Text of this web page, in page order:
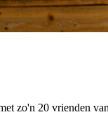
zo'n 20 vrienden